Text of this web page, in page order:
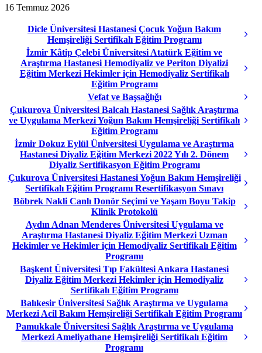
16 Temmuz 2026
Dicle Üniversitesi Hastanesi Çocuk Yoğun Bakım
Hemşireliği Sertifikalı Eğitim Programı
İzmir Kâtip Çelebi Üniversitesi Atatürk Eğitim ve
Araştırma Hastanesi Hemodiyaliz ve Periton Diyalizi
Eğitim Merkezi Hekimler için Hemodiyaliz Sertifikalı
Eğitim Programı
Vefat ve Başsağlığı
Çukurova Üniversitesi Balcalı Hastanesi Sağlık Araştırma
ve Uygulama Merkezi Yoğun Bakım Hemşireliği Sertifikalı
Eğitim Programı
İzmir Dokuz Eylül Üniversitesi Uygulama ve Araştırma
Hastanesi Diyaliz Eğitim Merkezi 2022 Yılı 2. Dönem
Diyaliz Sertifikasyon Eğitim Programı
Çukurova Üniversitesi Hastanesi Yoğun Bakım Hemşireliği
Sertifikalı Eğitim Programı Resertifikasyon Sınavı
Böbrek Nakli Canlı Donör Seçimi ve Yaşam Boyu Takip
Klinik Protokolü
Aydın Adnan Menderes Üniversitesi Uygulama ve
Araştırma Hastanesi Diyaliz Eğitim Merkezi Uzman
Hekimler ve Hekimler için Hemodiyaliz Sertifikalı Eğitim
Programı
Başkent Üniversitesi Tıp Fakültesi Ankara Hastanesi
Diyaliz Eğitim Merkezi Hekimler için Hemodiyaliz
Sertifikalı Eğitim Programı
Balıkesir Üniversitesi Sağlık Araştırma ve Uygulama
Merkezi Acil Bakım Hemşireliği Sertifikalı Eğitim Programı
Pamukkale Üniversitesi Sağlık Araştırma ve Uygulama
Merkezi Ameliyathane Hemşireliği Sertifikalı Eğitim
Programı